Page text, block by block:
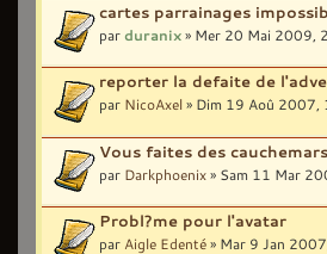
cartes parrainages
parduranix» Mer 20 Mai 2009,
reporter la defaite de
par NicoAxel» Dim 19 Aoû 2007,
Vous faites des
par Darkphoenix» Sam 11 Mar
Probl?me pour l'avatar
par Aigle Edenté» Mar 9 Jan